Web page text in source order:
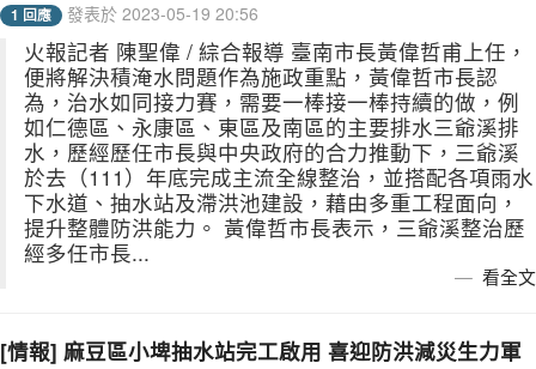
1 回應 發表於 2023-05-19 20:56
火報記者 陳聖偉 / 綜合報導 臺南市長黃偉哲甫上任，
便將解決積淹水問題作為施政重點，黃偉哲市長認
為，治水如同接力賽，需要一棒接一棒持續的做，例
如仁德區、永康區、東區及南區的主要排水三爺溪排
水，歷經歷任市長與中央政府的合力推動下，三爺溪
於去（111）年底完成主流全線整治，並搭配各項雨水
下水道、抽水站及滯洪池建設，藉由多重工程面向，
提升整體防洪能力。 黃偉哲市長表示，三爺溪整治歷
經多任市長...
看全文
[情報] 麻豆區小埤抽水站完工啟用 喜迎防洪減災生力軍